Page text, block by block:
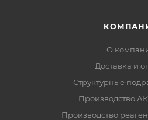
О
Доставка и
Структурные
Производство
Производство